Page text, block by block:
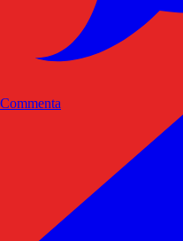
Commenta